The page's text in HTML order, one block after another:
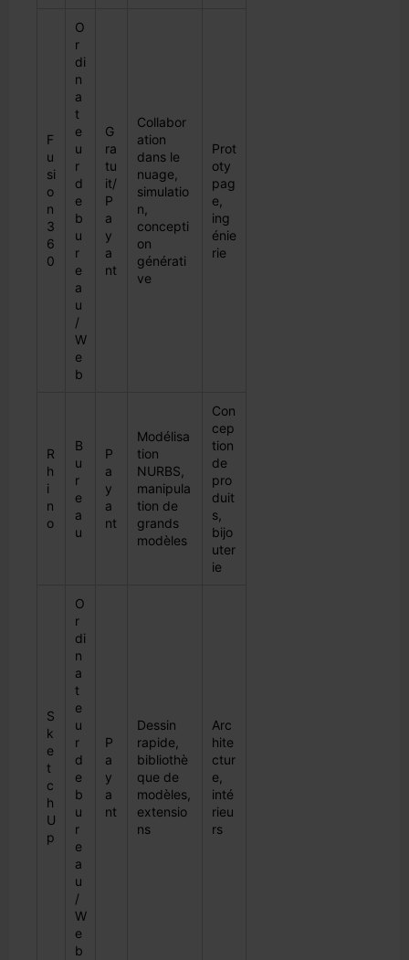
F
u
si
o
n
3
6
0
O
r
di
n
a
t
e
u
r
d
e
b
u
r
e
a
u
/
W
e
b
G
ra
tu
it/
P
a
y
a
nt
Collabor
ation
dans le
nuage,
simulatio
n,
concepti
on
générati
ve
Prot
oty
pag
e,
ing
énie
rie
R
h
i
n
o
B
u
r
e
a
u
P
a
y
a
nt
Modélisa
tion
NURBS,
manipula
tion de
grands
modèles
Con
cep
tion
de
pro
duit
s,
bijo
uter
ie
S
k
e
t
c
h
U
p
O
r
di
n
a
t
e
u
r
d
e
b
u
r
e
a
u
/
W
e
b
P
a
y
a
nt
Dessin
rapide,
bibliothè
que de
modèles,
extensio
ns
Arc
hite
ctur
e,
inté
rieu
rs